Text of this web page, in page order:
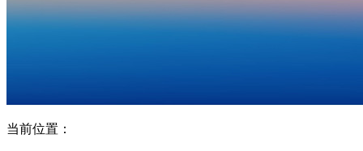
当前位置：